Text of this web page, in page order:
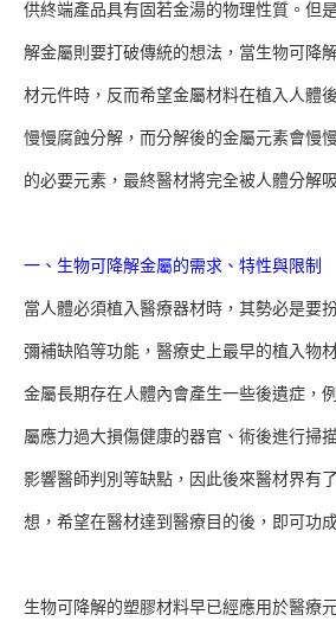
供終端產品具有固若金湯的物理性質。但
解金屬則要打破傳統的想法，當生物可降
材元件時，反而希望金屬材料在植入人體
慢慢腐蝕分解，而分解後的金屬元素會慢
的必要元素，最終醫材將完全被人體分解
一、生物可降解金屬的需求、特性與限制
當人體必須植入醫療器材時，其勢必是要
彌補缺陷等功能，醫療史上最早的植入物
金屬長期存在人體內會產生一些後遺症，
屬應力過大損傷健康的器官、術後進行掃
影響醫師判別等缺點，因此後來醫材界有
想，希望在醫材達到醫療目的後，即可功
生物可降解的塑膠材料早已經應用於醫療